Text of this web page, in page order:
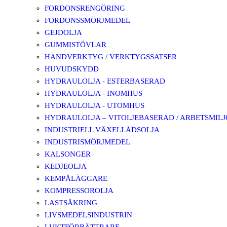
FORDONSRENGÖRING
FORDONSSMÖRJMEDEL
GEJDOLJA
GUMMISTÖVLAR
HANDVERKTYG / VERKTYGSSATSER
HUVUDSKYDD
HYDRAULOLJA - ESTERBASERAD
HYDRAULOLJA - INOMHUS
HYDRAULOLJA - UTOMHUS
HYDRAULOLJA – VITOLJEBASERAD /
INDUSTRIELL VÄXELLÅDSOLJA
INDUSTRISMÖRJMEDEL
KALSONGER
KEDJEOLJA
KEMPÅLÄGGARE
KOMPRESSOROLJA
LASTSÄKRING
LIVSMEDELSINDUSTRIN